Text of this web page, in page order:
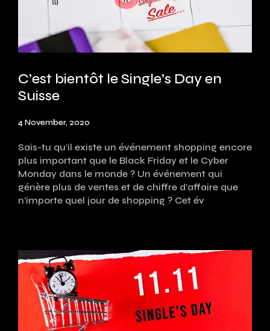
C’est bientôt le Single’s Day en
Suisse
4 November, 2020
Sais-tu qu’il existe un événement shopping encore
plus important que le Black Friday et le Cyber
Monday dans le monde ? Un événement qui
génère plus de ventes et de chiffre d’affaire que
n’importe quel jour de shopping ? Cet év